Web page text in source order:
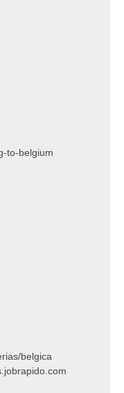
to-belgium
belgica